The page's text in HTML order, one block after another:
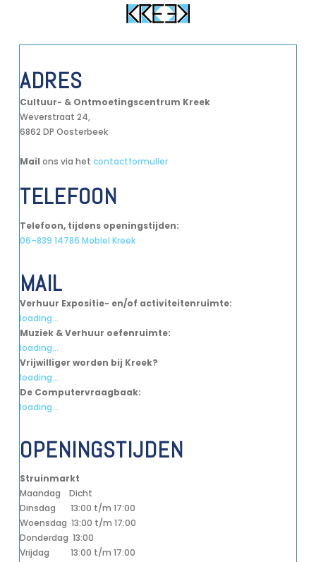
ADRES
Cultuur- & Ontmoetingscentrum Kreek
Weverstraat 24,
6862 DP Oosterbeek
Mail ons via het contactformulier
TELEFOON
Telefoon, tijdens openingstijden:
06–839 14786 Mobiel Kreek
MAIL
Verhuur Expositie- en/of activiteitenruimte:
loading...
Muziek & Verhuur oefenruimte:
loading...
Vrijwilliger worden bij Kreek?
loading...
De Computervraagbaak:
loading...
OPENINGSTIJDEN
Struinmarkt
Maandag Dicht
Dinsdag 13:00 t/m 17:00
Woensdag 13:00 t/m 17:00
Donderdag 13:00
Vrijdag 13:00 t/m 17:00